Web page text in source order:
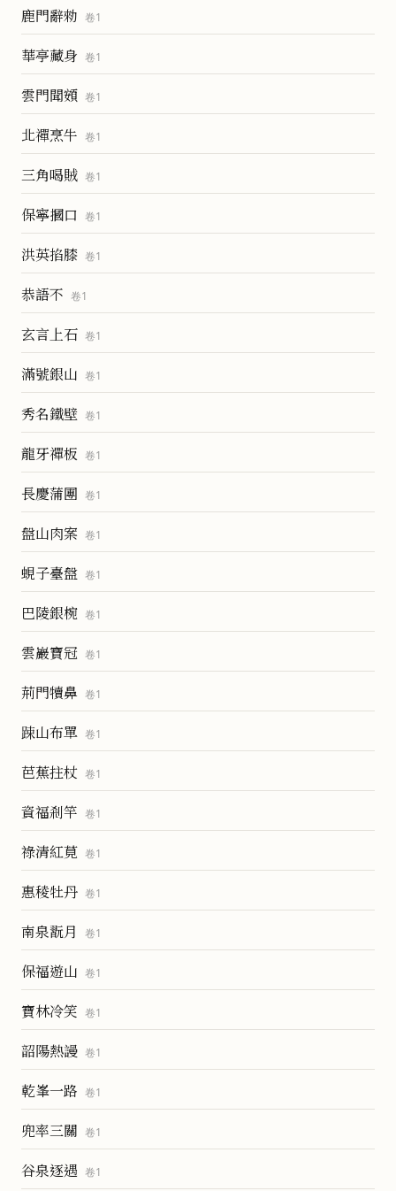
鹿門辭勑 卷1
華亭藏身 卷1
雲門聞頞 卷1
北禪烹牛 卷1
三角喝賊 卷1
保寧摑口 卷1
洪英掐膝 卷1
恭語不 卷1
玄言上石 卷1
滿號銀山 卷1
秀名鐵壁 卷1
龍牙禪板 卷1
長慶蒲團 卷1
盤山肉案 卷1
蜆子臺盤 卷1
巴陵銀椀 卷1
雲巖寶冠 卷1
荊門犢鼻 卷1
踈山布單 卷1
芭蕉拄杖 卷1
資福剎竿 卷1
祿清紅莧 卷1
惠稜牡丹 卷1
南泉翫月 卷1
保福遊山 卷1
寶林冷笑 卷1
韶陽熱謾 卷1
乾峯一路 卷1
兜率三關 卷1
谷泉逐遇 卷1